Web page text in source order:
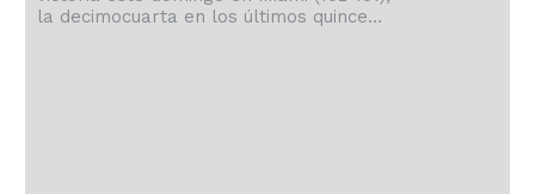
la decimocuarta en los últimos quince